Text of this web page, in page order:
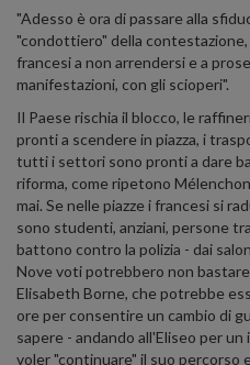
"Adesso è ora di passare alla
"condottiero" della
francesi a non arrendersi e a
manifestazioni, con gli scioperi".
Il Paese rischia il blocco, le
pronti a scendere in piazza, i
tutti i settori sono pronti a dare
riforma, come ripetono
mai. Se nelle piazze i francesi si
sono studenti, anziani, persone
battono contro la polizia - dai
Nove voti potrebbero non
Elisabeth Borne, che potrebbe
ore per consentire un cambio di
sapere - andando all'Eliseo per
voler "continuare" il suo percorso